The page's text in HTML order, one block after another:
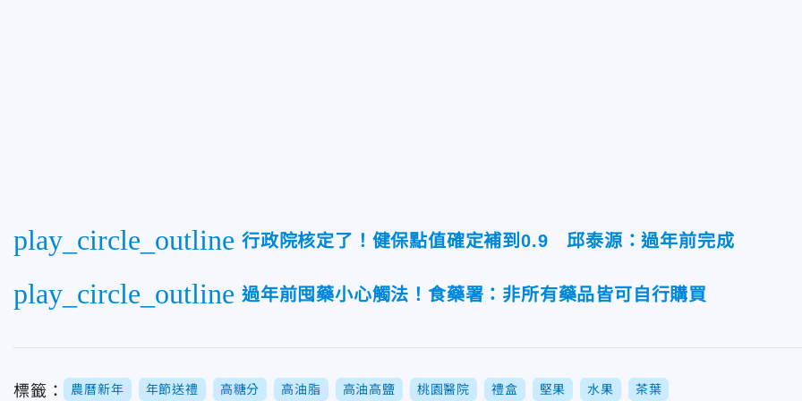
play_circle_outline 行政院核定了！健保點值確定補到0.9 邱泰源：過年前完成
play_circle_outline 過年前囤藥小心觸法！食藥署：非所有藥品皆可自行購買
標籤： 農曆新年 年節送禮 高糖分 高油脂 高油高鹽 桃園醫院 禮盒 堅果 水果 茶葉